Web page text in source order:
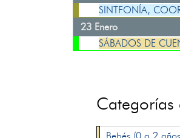
SINTFONÍA,
23 Enero
SÁBADOS DE
Categorías